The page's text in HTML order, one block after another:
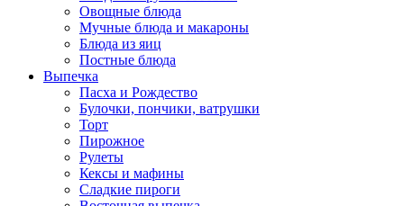
Овощные блюда
Мучные блюда и макароны
Блюда из яиц
Постные блюда
Выпечка
Пасха и Рождество
Булочки, пончики, ватрушки
Торт
Пирожное
Рулеты
Кексы и мафины
Сладкие пироги